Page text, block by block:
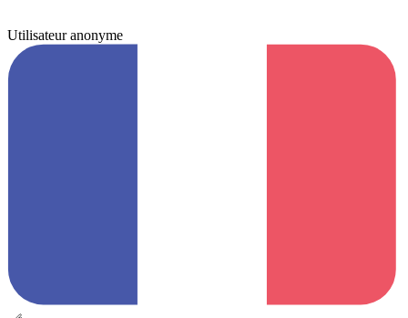
Utilisateur anonyme